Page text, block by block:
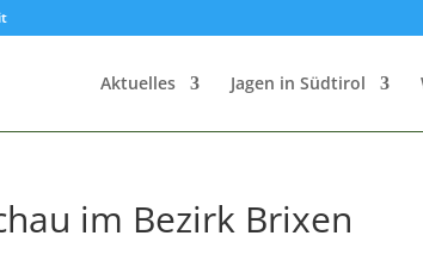
Aktuelles Jagen in Südtirol
im Bezirk Brixen